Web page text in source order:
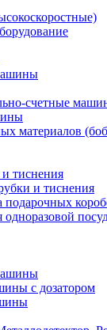
счетные
материалов
тиснения
и тиснения
подарочных
одноразовой
с дозатором